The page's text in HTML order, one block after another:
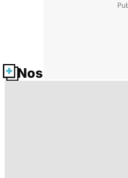
Nos fiches santé